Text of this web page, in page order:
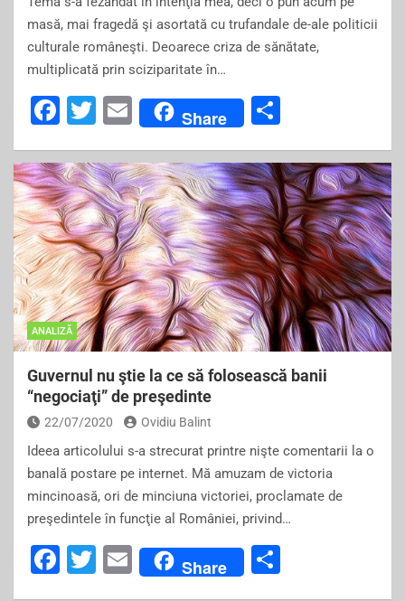
masă, mai fragedă şi asortată cu trufandale de-ale politicii
culturale româneşti. Deoarece criza de sănătate,
multiplicată prin sciziparitate în…
F
c
e
b
o
o
k
T
tt
er
E
m
ai
l
Share
ar
e
ANALIZĂ
Guvernul nu ştie la ce să folosească banii
“negociaţi” de preşedinte
22/07/2020 Ovidiu Balint
Ideea articolului s-a strecurat printre nişte comentarii la o
banală postare pe internet. Mă amuzam de victoria
mincinoasă, ori de minciuna victoriei, proclamate de
preşedintele în funcţie al României, privind…
F
T
E
m
Share